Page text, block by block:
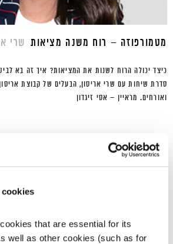
that are essential for its
well as other cookies (such as for
מטמורפוזה – רוח משנה מציאות שרי
כיצד יכולה הרוח לשנות את המציאות? איך זה בא
סדרת שיחות עם שרי אריסון, הבעלים של קבוצת
ואורחים. מראיין – אסי זיגדון